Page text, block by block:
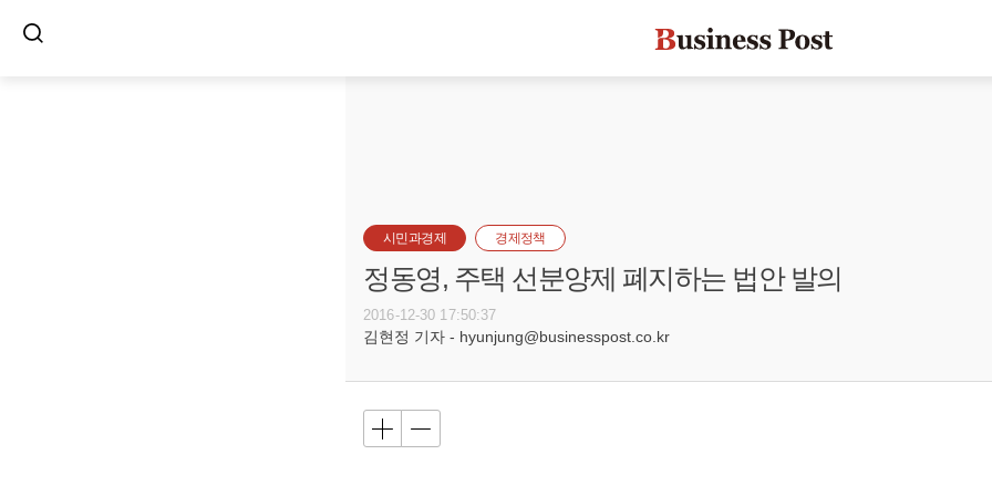
시민과경제 경제정책
정동영, 주택 선분양제 폐지하는 법안 발의
2016-12-30 17:50:37
김현정 기자 - hyunjung@businesspost.co.kr